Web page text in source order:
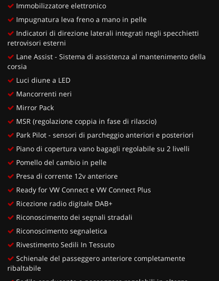
Immobilizzatore elettronico
Impugnatura leva freno a mano in pelle
Indicatori di direzione laterali integrati negli specchietti
retrovisori esterni
Lane Assist - Sistema di assistenza al mantenimento della
corsia
Luci diune a LED
Mancorrenti neri
Mirror Pack
MSR (regolazione coppia in fase di rilascio)
Park Pilot - sensori di parcheggio anteriori e posteriori
Piano di copertura vano bagagli regolabile su 2 livelli
Pomello del cambio in pelle
Presa di corrente 12v anteriore
Ready for VW Connect e VW Connect Plus
Ricezione radio digitale DAB+
Riconoscimento dei segnali stradali
Riconoscimento segnaletica
Rivestimento Sedili In Tessuto
Schienale del passeggero anteriore completamente
ribaltabile